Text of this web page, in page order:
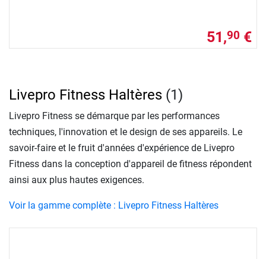
51,90 €
Livepro Fitness Haltères (1)
Livepro Fitness se démarque par les performances
techniques, l'innovation et le design de ses appareils. Le
savoir-faire et le fruit d'années d'expérience de Livepro
Fitness dans la conception d'appareil de fitness répondent
ainsi aux plus hautes exigences.
Voir la gamme complète : Livepro Fitness Haltères